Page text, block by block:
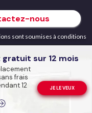
Raúl et Bea ont été très
produit acheté:«
tout protéger pour ne rien
nous
sont soumises à conditions
sur 12 mois
frais
12
JE LE VEUX